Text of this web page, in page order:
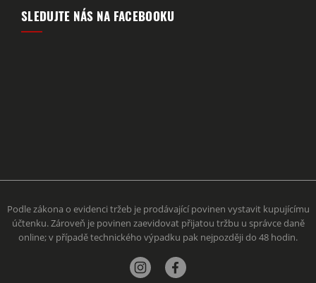
SLEDUJTE NÁS NA FACEBOOKU
Podle zákona o evidenci tržeb je prodávající povinen vystavit kupujícímu
účtenku. Zároveň je povinen zaevidovat přijatou tržbu u správce daně
online; v případě technického výpadku pak nejpozději do 48 hodin.